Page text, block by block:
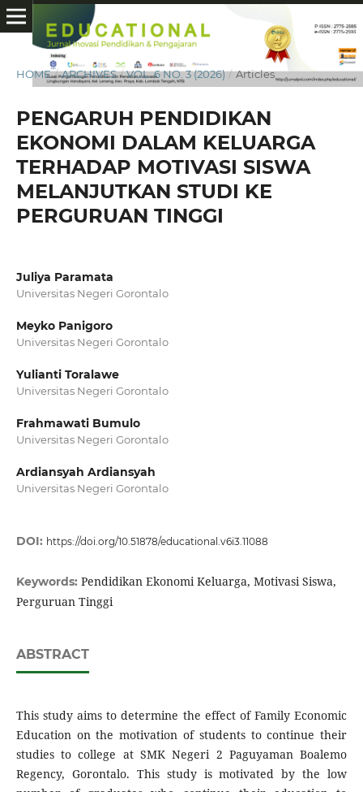
HOME / ARCHIVES / VOL. 6 NO. 3 (2026) / Articles
PENGARUH PENDIDIKAN
EKONOMI DALAM KELUARGA
TERHADAP MOTIVASI SISWA
MELANJUTKAN STUDI KE
PERGURUAN TINGGI
Juliya Paramata
Universitas Negeri Gorontalo
Meyko Panigoro
Universitas Negeri Gorontalo
Yulianti Toralawe
Universitas Negeri Gorontalo
Frahmawati Bumulo
Universitas Negeri Gorontalo
Ardiansyah Ardiansyah
Universitas Negeri Gorontalo
DOI: https://doi.org/10.51878/educational.v6i3.11088
Keywords: Pendidikan Ekonomi Keluarga, Motivasi Siswa,
Perguruan Tinggi
ABSTRACT
This study aims to determine the effect of Family Economic
Education on the motivation of students to continue their
studies to college at SMK Negeri 2 Paguyaman Boalemo
Regency, Gorontalo. This study is motivated by the low